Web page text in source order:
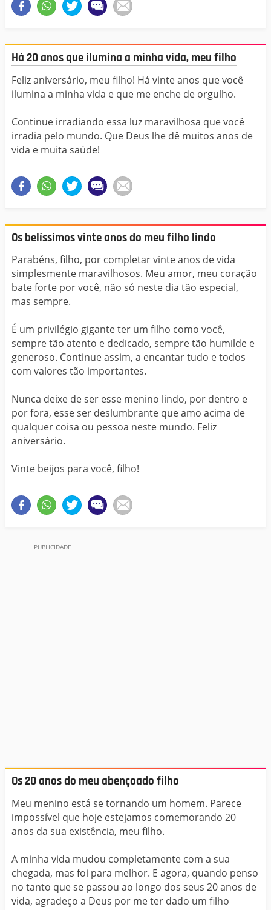
Há 20 anos que ilumina a minha vida, meu filho
Feliz aniversário, meu filho! Há vinte anos que você
ilumina a minha vida e que me enche de orgulho.
Continue irradiando essa luz maravilhosa que você
irradia pelo mundo. Que Deus lhe dê muitos anos de
vida e muita saúde!
Os belíssimos vinte anos do meu filho lindo
Parabéns, filho, por completar vinte anos de vida
simplesmente maravilhosos. Meu amor, meu coração
bate forte por você, não só neste dia tão especial,
mas sempre.
É um privilégio gigante ter um filho como você,
sempre tão atento e dedicado, sempre tão humilde e
generoso. Continue assim, a encantar tudo e todos
com valores tão importantes.
Nunca deixe de ser esse menino lindo, por dentro e
por fora, esse ser deslumbrante que amo acima de
qualquer coisa ou pessoa neste mundo. Feliz
aniversário.
Vinte beijos para você, filho!
Os 20 anos do meu abençoado filho
Meu menino está se tornando um homem. Parece
impossível que hoje estejamos comemorando 20
anos da sua existência, meu filho.
A minha vida mudou completamente com a sua
chegada, mas foi para melhor. E agora, quando penso
no tanto que se passou ao longo dos seus 20 anos de
vida, agradeço a Deus por me ter dado um filho